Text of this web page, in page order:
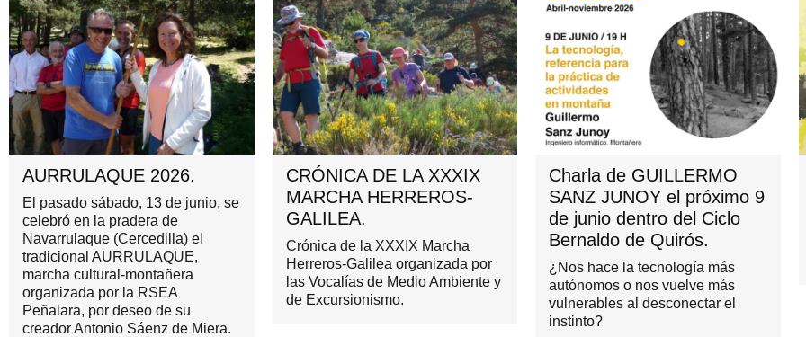
AURRULAQUE 2026.
El pasado sábado, 13 de junio, se
celebró en la pradera de
Navarrulaque (Cercedilla) el
tradicional AURRULAQUE,
marcha cultural-montañera
organizada por la RSEA
Peñalara, por deseo de su
creador Antonio Sáenz de Miera.
CRÓNICA DE LA XXXIX
MARCHA HERREROS-
GALILEA.
Crónica de la XXXIX Marcha
Herreros-Galilea organizada por
las Vocalías de Medio Ambiente y
de Excursionismo.
Charla de GUILLERMO
SANZ JUNOY el próximo 9
de junio dentro del Ciclo
Bernaldo de Quirós.
¿Nos hace la tecnología más
autónomos o nos vuelve más
vulnerables al desconectar el
instinto?